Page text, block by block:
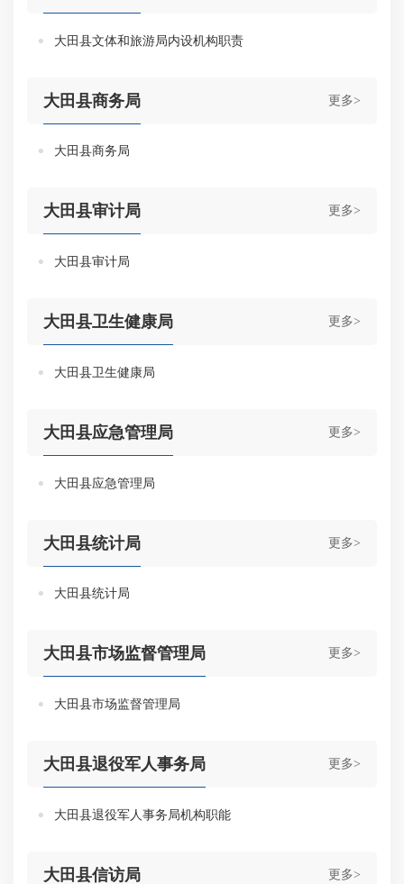
大田县文体和旅游局内设机构职责
更多>
大田县商务局
大田县商务局
更多>
大田县审计局
大田县审计局
更多>
大田县卫生健康局
大田县卫生健康局
更多>
大田县应急管理局
大田县应急管理局
更多>
大田县统计局
大田县统计局
更多>
大田县市场监督管理局
大田县市场监督管理局
更多>
大田县退役军人事务局
大田县退役军人事务局机构职能
更多>
大田县信访局